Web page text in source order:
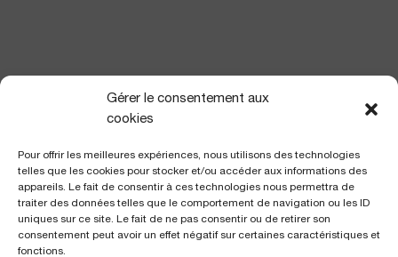
Gérer le consentement aux
cookies
Pour offrir les meilleures expériences, nous utilisons des technologies
telles que les cookies pour stocker et/ou accéder aux informations des
appareils. Le fait de consentir à ces technologies nous permettra de
traiter des données telles que le comportement de navigation ou les ID
uniques sur ce site. Le fait de ne pas consentir ou de retirer son
consentement peut avoir un effet négatif sur certaines caractéristiques et
fonctions.
NOUS TROUVER